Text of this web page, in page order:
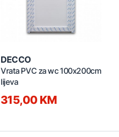
DECCO
Vrata PVC za wc 100x200cm
lijeva
315,00 KM